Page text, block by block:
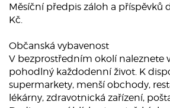
Měsíční předpis záloh a příspěvků
Kč.
Občanská vybavenost
V bezprostředním okolí naleznete
pohodlný každodenní život. K
supermarkety, menší obchody,
lékárny, zdravotnická zařízení,